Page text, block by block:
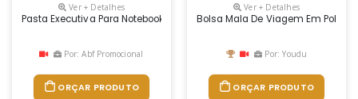
Ver + Detalhes
Pasta Executiva Para Notebook 15 Polegadas. Confeccionada Em
Por: Abf Promocional
ORÇAR PRODUTO
Ver + Detalhes
Bolsa Mala De Viagem Em
Por: Youdu
ORÇAR PRODUTO